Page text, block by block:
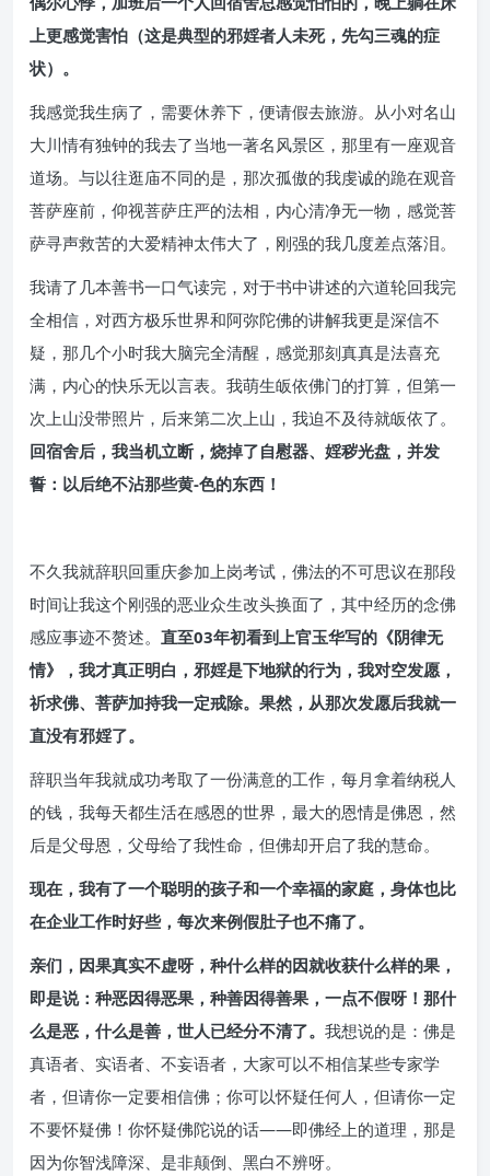
上更感觉害怕（这是典型的邪婬者人未死，先勾三魂的症
状）。
我感觉我生病了，需要休养下，便请假去旅游。从小对名山
大川情有独钟的我去了当地一著名风景区，那里有一座观音
道场。与以往逛庙不同的是，那次孤傲的我虔诚的跪在观音
菩萨座前，仰视菩萨庄严的法相，内心清净无一物，感觉菩
萨寻声救苦的大爱精神太伟大了，刚强的我几度差点落泪。
我请了几本善书一口气读完，对于书中讲述的六道轮回我完
全相信，对西方极乐世界和阿弥陀佛的讲解我更是深信不
疑，那几个小时我大脑完全清醒，感觉那刻真真是法喜充
满，内心的快乐无以言表。我萌生皈依佛门的打算，但第一
次上山没带照片，后来第二次上山，我迫不及待就皈依了。
回宿舍后，我当机立断，烧掉了自慰器、婬秽光盘，并发
誓：以后绝不沾那些黄-色的东西！
不久我就辞职回重庆参加上岗考试，佛法的不可思议在那段
时间让我这个刚强的恶业众生改头换面了，其中经历的念佛
感应事迹不赘述。 直至03年初看到上官玉华写的《阴律无
情》，我才真正明白，邪婬是下地狱的行为，我对空发愿，
祈求佛、菩萨加持我一定戒除。果然，从那次发愿后我就一
直没有邪婬了。
辞职当年我就成功考取了一份满意的工作，每月拿着纳税人
的钱，我每天都生活在感恩的世界，最大的恩情是佛恩，然
后是父母恩，父母给了我性命，但佛却开启了我的慧命。
现在，我有了一个聪明的孩子和一个幸福的家庭，身体也比
在企业工作时好些，每次来例假肚子也不痛了。
亲们，因果真实不虚呀，种什么样的因就收获什么样的果，
即是说：种恶因得恶果，种善因得善果，一点不假呀！那什
么是恶，什么是善，世人已经分不清了。 我想说的是：佛是
真语者、实语者、不妄语者，大家可以不相信某些专家学
者，但请你一定要相信佛；你可以怀疑任何人，但请你一定
不要怀疑佛！你怀疑佛陀说的话——即佛经上的道理，那是
因为你智浅障深、是非颠倒、黑白不辨呀。